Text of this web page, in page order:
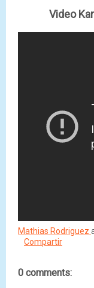
Video
Mathias Rodriguez
Compartir
0 comments: